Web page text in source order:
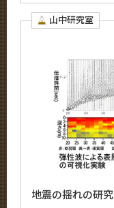
山中研究室
地震の揺れの研